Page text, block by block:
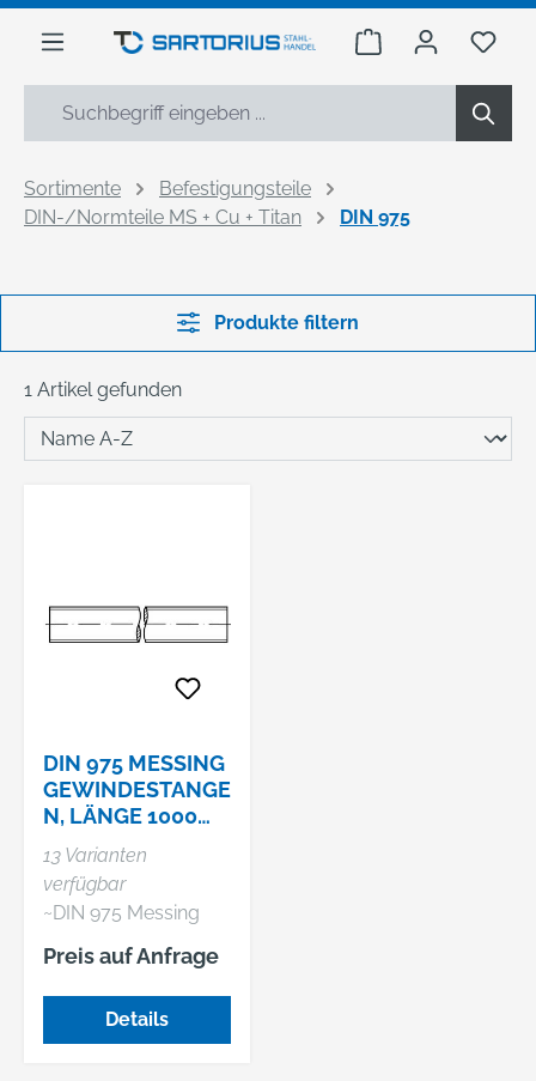
springen
Warenkorb Du
Sortimente
Befestigungsteile
DIN-/Normteile MS + Cu + Titan
DIN 975
Produkte filtern
1 Artikel gefunden
DIN 975 MESSING
GEWINDESTANGE
N, LÄNGE 1000
MM
13 Varianten
verfügbar
~DIN 975 Messing
Gewindestangen,
Länge 1000 mm
Preis auf Anfrage
Details